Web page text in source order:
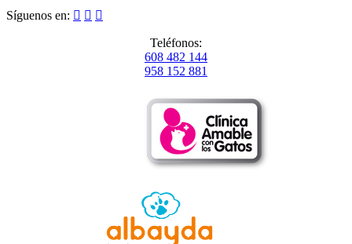
Síguenos en:   
Teléfonos:
608 482 144
958 152 881